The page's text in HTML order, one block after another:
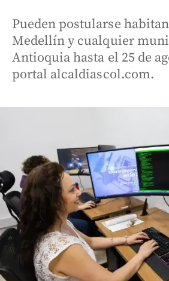
Pueden postularse
Medellín y cualquier
Antioquia hasta el 25 de
portal alcaldiascol.com.